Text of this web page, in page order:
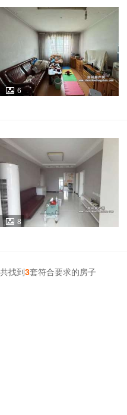
6
8
共找到 3套符合要求的房子